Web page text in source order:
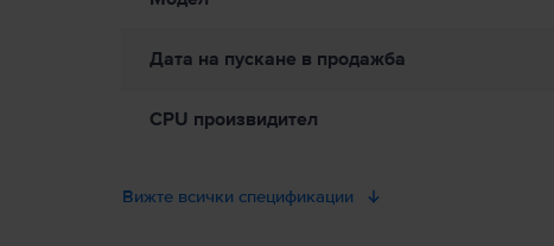
Дата на пускане в продажба
CPU произвидител
Вижте всички спецификации